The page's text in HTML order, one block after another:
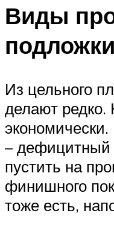
Виды
подложки
Из цельного
делают редко.
– дефицитный
пустить на
финишного
тоже есть,